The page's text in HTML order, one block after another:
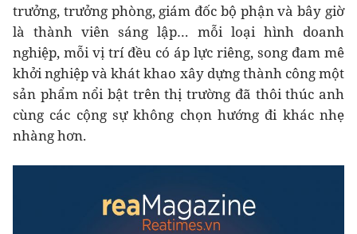
trưởng, trưởng phòng, giám đốc bộ phận và bây giờ
là thành viên sáng lập… mỗi loại hình doanh
nghiệp, mỗi vị trí đều có áp lực riêng, song đam mê
khởi nghiệp và khát khao xây dựng thành công một
sản phẩm nổi bật trên thị trường đã thôi thúc anh
cùng các cộng sự không chọn hướng đi khác nhẹ
nhàng hơn.